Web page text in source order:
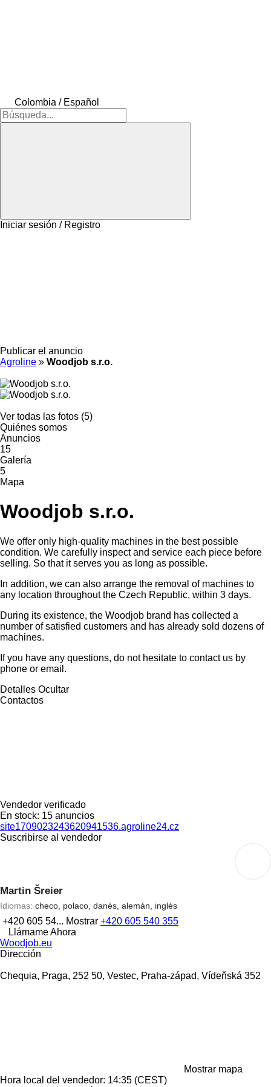
Colombia / Español
Iniciar sesión / Registro
Publicar el anuncio
Agroline » Woodjob s.r.o.
Ver todas las fotos (5)
Quiénes somos
Anuncios
15
Galería
5
Mapa
Woodjob s.r.o.
We offer only high-quality machines in the best possible
condition. We carefully inspect and service each piece before
selling. So that it serves you as long as possible.
In addition, we can also arrange the removal of machines to
any location throughout the Czech Republic, within 3 days.
During its existence, the Woodjob brand has collected a
number of satisfied customers and has already sold dozens of
machines.
If you have any questions, do not hesitate to contact us by
phone or email.
Detalles Ocultar
Contactos
Vendedor verificado
En stock: 15 anuncios
site1709023243620941536.agroline24.cz
Suscribirse al vendedor
Martin Šreier
Idiomas: checo, polaco, danés, alemán, inglés
+420 605 54... Mostrar +420 605 540 355
Llámame Ahora
Woodjob.eu
Dirección
Chequia, Praga, 252 50, Vestec, Praha-západ, Vídeňská 352
Mostrar mapa
Hora local del vendedor: 14:35 (CEST)